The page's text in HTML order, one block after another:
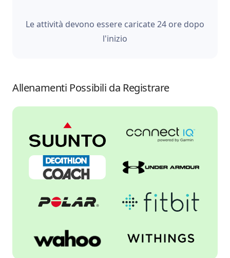
Le attività devono essere caricate 24 ore dopo
l'inizio
Allenamenti Possibili da Registrare